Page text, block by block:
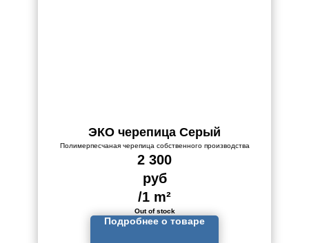
ЭКО черепица Серый
Полимерпесчаная черепица собственного производства
2 300
руб
/1 m²
Out of stock
Подробнее о товаре